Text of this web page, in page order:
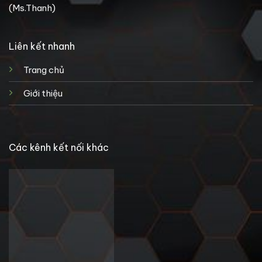
(Ms.Thanh)
Liên kết nhanh
Trang chủ
Giới thiệu
Các kênh kết nối khác